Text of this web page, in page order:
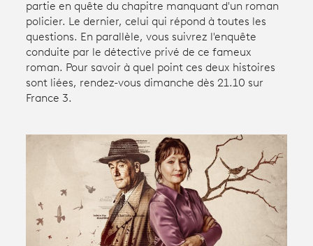
connexion
Productions et innovation
Programme tv
partie en quête du chapitre manquant d'un roman
policier. Le dernier, celui qui répond à toutes les
questions. En parallèle, vous suivrez l'enquête
conduite par le détective privé de ce fameux
roman. Pour savoir à quel point ces deux histoires
sont liées, rendez-vous dimanche dès 21.10 sur
France 3.